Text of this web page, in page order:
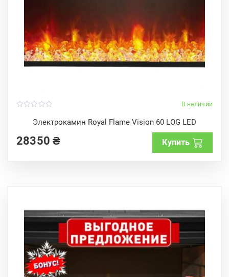
В наличии
Электрокамин Royal Flame Vision 60 LOG LED
o
f
28350₴ Купить